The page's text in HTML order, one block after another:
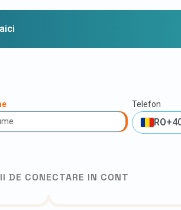
Telefon
RO
DE CONECTARE IN CONT